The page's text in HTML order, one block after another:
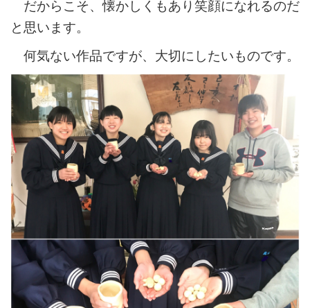
だからこそ、懐かしくもあり笑顔になれるのだ
と思います。
何気ない作品ですが、大切にしたいものです。